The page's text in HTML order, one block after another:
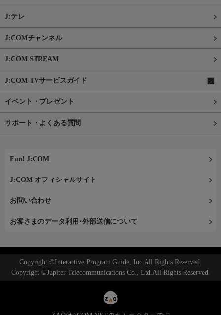
J:テレ
J:COMチャンネル
J:COM STREAM
J:COM TVサービスガイド
イベント・プレゼント
サポート・よくある質問
Fun! J:COM
J:COM オフィシャルサイト
お問い合わせ
お客さまのデータ利用･外部送信について
Copyright ©Interactive Program Guide, Inc.All Rights Reserved.
Copyright ©Jupiter Telecommunications Co., Ltd.All Rights Reserved.